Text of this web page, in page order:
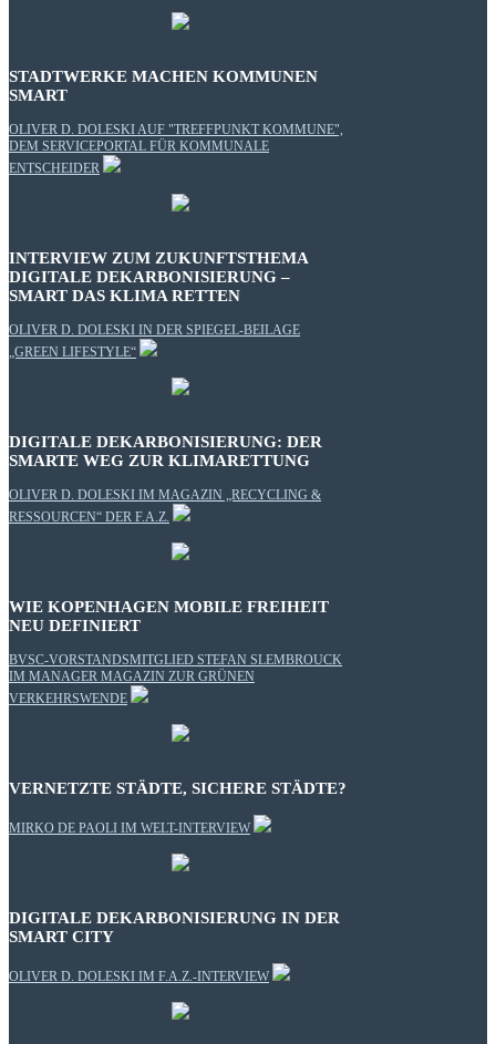
STADTWERKE MACHEN KOMMUNEN
SMART
OLIVER D. DOLESKI AUF "TREFFPUNKT KOMMUNE",
DEM SERVICEPORTAL FÜR KOMMUNALE
ENTSCHEIDER
INTERVIEW ZUM ZUKUNFTSTHEMA
DIGITALE DEKARBONISIERUNG –
SMART DAS KLIMA RETTEN
OLIVER D. DOLESKI IN DER SPIEGEL-BEILAGE
„GREEN LIFESTYLE“
DIGITALE DEKARBONISIERUNG: DER
SMARTE WEG ZUR KLIMARETTUNG
OLIVER D. DOLESKI IM MAGAZIN „RECYCLING &
RESSOURCEN“ DER F.A.Z.
WIE KOPENHAGEN MOBILE FREIHEIT
NEU DEFINIERT
BVSC-VORSTANDSMITGLIED STEFAN SLEMBROUCK
IM MANAGER MAGAZIN ZUR GRÜNEN
VERKEHRSWENDE
VERNETZTE STÄDTE, SICHERE STÄDTE?
MIRKO DE PAOLI IM WELT-INTERVIEW
DIGITALE DEKARBONISIERUNG IN DER
SMART CITY
OLIVER D. DOLESKI IM F.A.Z.-INTERVIEW